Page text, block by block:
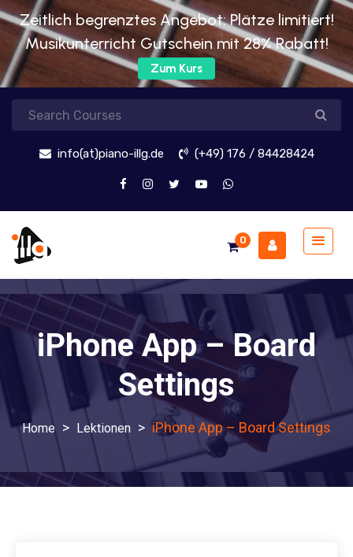
Zeitlich begrenztes Angebot: Plätze limitiert!
Musikunterricht Gutschein mit 28% Rabatt!
Zum Kurs
info(at)piano-illg.de (+49) 176 / 84428424
0
iPhone App – Board
Settings
> Lektionen > iPhone App – Board Settings